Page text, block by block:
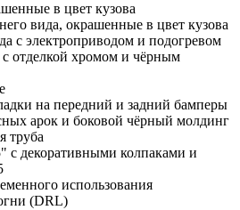
в цвет кузова
вида, окрашенные в цвет кузова
с электроприводом и подогревом
с отделкой хромом и чёрным
на передний и задний бамперы
арок и боковой чёрный молдинг
труба
с декоративными колпаками и
использования
(DRL)